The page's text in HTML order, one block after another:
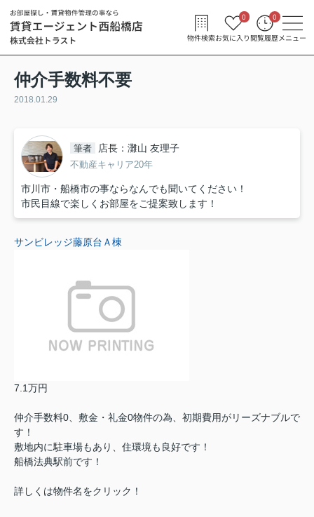
物件検索お気に入り
0
閲覧履歴
0
メニュー
仲介手数料不要
2018.01.29
筆者 店長：灘山 友理子
不動産キャリア20年
市川市・船橋市の事ならなんでも聞いてください！
市民目線で楽しくお部屋をご提案致します！
サンビレッジ藤原台Ａ棟
7.1万円
仲介手数料0、敷金・礼金0物件の為、初期費用がリーズナブルで
す！
敷地内に駐車場もあり、住環境も良好です！
船橋法典駅前です！
詳しくは物件名をクリック！